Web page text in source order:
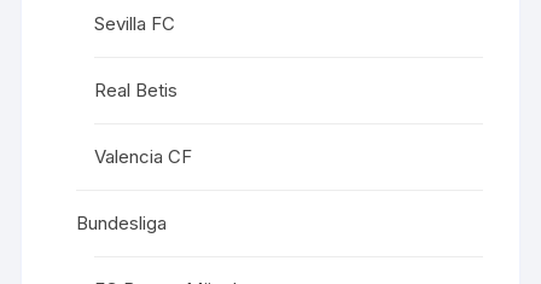
Sevilla FC
Real Betis
Valencia CF
Bundesliga